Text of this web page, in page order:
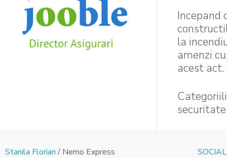
Incepand
la
amenzi
acest act.
Stanila Florian/ Nemo Express